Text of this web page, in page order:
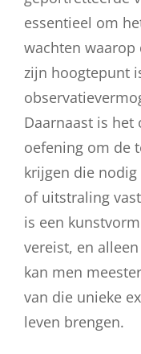
essentieel om
wachten
zijn hoogtepunt
Daarnaast is het
oefening om de
krijgen die
of uitstraling
is een
vereist, en
kan men
van die unieke
leven brengen.